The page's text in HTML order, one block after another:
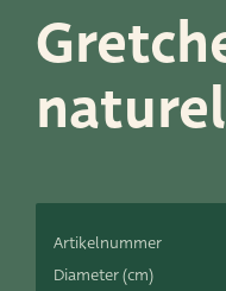
Over onze
Over onze
Productlijnen
Artikelnummer
Diameter (cm)